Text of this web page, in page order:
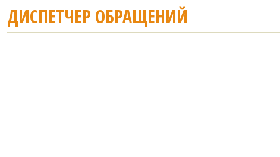
ДИСПЕТЧЕР ОБРАЩЕНИЙ